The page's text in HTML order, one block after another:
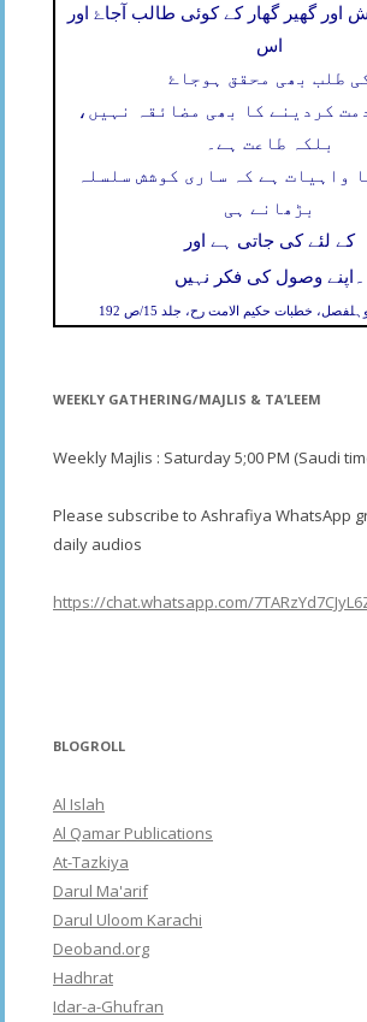
اور گھیر گھار کے کوئی طالب آجاۓ اور
اس
طلب بھی محقق ہوجاۓ
کردینے کا بھی مضائقہ نہیں،
بلکہ طاعت ہے۔
واہیات ہے کہ ساری کوشش سلسلہ
بڑھانے ہی
کے لئے کی جاتی ہے اور
اپنے وصول کی فکر نہیں ۔
خطبات حکیم الامت رح، جلد 15/ص 192
WEEKLY GATHERING/MAJLIS & TA’LEEM
Weekly Majlis : Saturday 5;00 PM (Saudi
Please subscribe to Ashrafiya WhatsApp
daily audios
https://chat.whatsapp.com/
BLOGROLL
Al Islah
Al Qamar Publications
At-Tazkiya
Darul Ma'arif
Darul Uloom Karachi
Deoband.org
Hadhrat
Idar-a-Ghufran